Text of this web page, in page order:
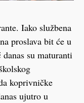
Iako službena
proslava bit će u
su maturanti
koprivničke
ujutro u